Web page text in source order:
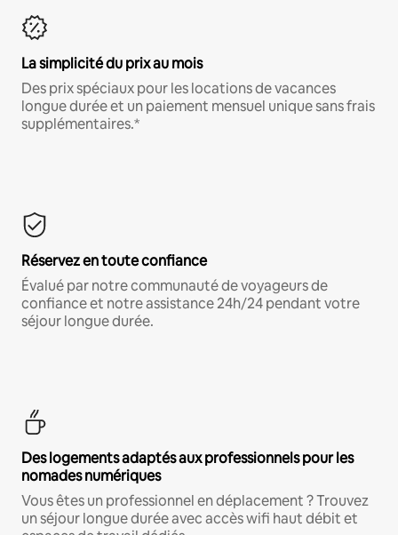
La simplicité du prix au mois
Des prix spéciaux pour les locations de vacances
longue durée et un paiement mensuel unique sans frais
supplémentaires.*
Réservez en toute confiance
Évalué par notre communauté de voyageurs de
confiance et notre assistance 24h/24 pendant votre
séjour longue durée.
Des logements adaptés aux professionnels pour les
nomades numériques
Vous êtes un professionnel en déplacement ? Trouvez
un séjour longue durée avec accès wifi haut débit et